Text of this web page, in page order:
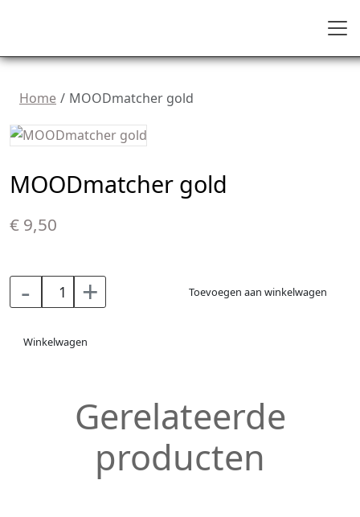
Home MOODmatcher gold
MOODmatcher gold
€ 9,50
- + Toevoegen aan winkelwagen
Winkelwagen
Gerelateerde
producten